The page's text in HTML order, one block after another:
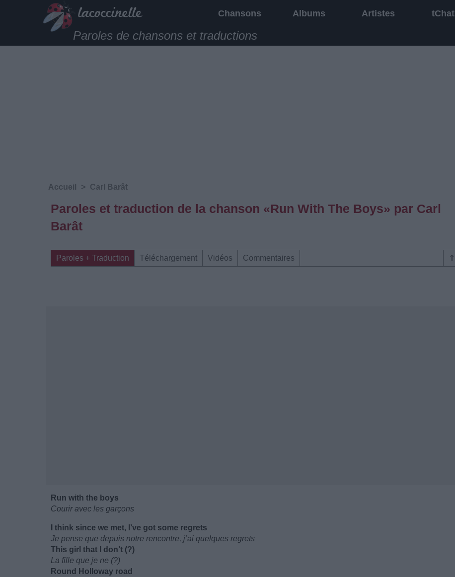
Chansons Albums Artistes tChat
Paroles de chansons et traductions
Accueil > Carl Barât
Paroles et traduction de la chanson «Run With The Boys» par Carl
Barât
⇑
Paroles + Traduction Téléchargement Vidéos Commentaires
Run with the boys
Courir avec les garçons
I think since we met, I’ve got some regrets
Je pense que depuis notre rencontre, j’ai quelques regrets
This girl that I don’t (?)
La fille que je ne (?)
Round Holloway road